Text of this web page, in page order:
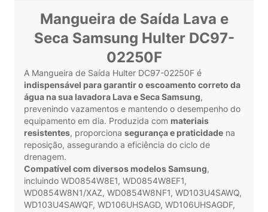
Mangueira de Saída Lava e
Seca Samsung Hulter DC97-
02250F
A Mangueira de Saída Hulter DC97-02250F é
indispensável para garantir o escoamento correto da
água na sua lavadora Lava e Seca Samsung,
prevenindo vazamentos e mantendo o desempenho do
equipamento em dia. Produzida com materiais
resistentes, proporciona segurança e praticidade na
reposição, assegurando a eficiência do ciclo de
drenagem.
Compatível com diversos modelos Samsung,
incluindo WD0854W8E1, WD0854W8EF1,
WD0854W8N1/XAZ, WD0854W8NF1, WD103U4SAWQ,
WD103U4SAWQF, WD106UHSAGD, WD106UHSAGDF,